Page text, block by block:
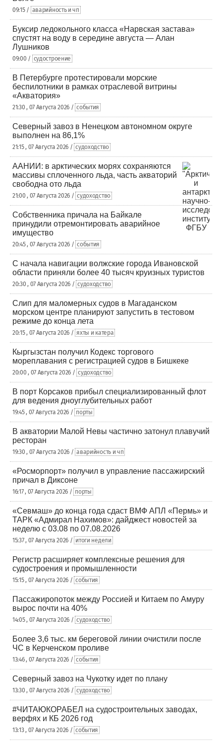
09:15 / аварийность и чп
Буксир ледокольного класса «Нарвская застава»
спустят на воду в середине августа — Алан
Лушников
09:00 / судостроение
В Петербурге протестировали морские
беспилотники в рамках отраслевой витрины
«Акватория»
21:30 , 07 Августа 2026 / события
Северный завоз в Ненецком автономном округе
выполнен на 86,1%
21:15 , 07 Августа 2026 / судоходство
ААНИИ: в арктических морях сохраняются
массивы сплоченного льда, часть акваторий
свободна ото льда
21:00 , 07 Августа 2026 / судоходство
Собственника причала на Байкале
принудили отремонтировать аварийное
имущество
20:45 , 07 Августа 2026 / события
С начала навигации волжские города Ивановской
области приняли более 40 тысяч круизных туристов
20:30 , 07 Августа 2026 / судоходство
Слип для маломерных судов в Магаданском
морском центре планируют запустить в тестовом
режиме до конца лета
20:15 , 07 Августа 2026 / яхты и катера
Кыргызстан получил Кодекс торгового
мореплавания с регистрацией судов в Бишкеке
20:00 , 07 Августа 2026 / судоходство
В порт Корсаков прибыл специализированный флот
для ведения дноуглубительных работ
19:45 , 07 Августа 2026 / порты
В акватории Малой Невы частично затонул плавучий
ресторан
19:30 , 07 Августа 2026 / аварийность и чп
«Росморпорт» получил в управление пассажирский
причал в Диксоне
16:17 , 07 Августа 2026 / порты
«Севмаш» до конца года сдаст ВМФ АПЛ «Пермь» и
ТАРК «Адмирал Нахимов»: дайджест новостей за
неделю с 03.08 по 07.08.2026
15:37 , 07 Августа 2026 / итоги недели
Регистр расширяет комплексные решения для
судостроения и промышленности
15:15 , 07 Августа 2026 / события
Пассажиропоток между Россией и Китаем по Амуру
вырос почти на 40%
14:05 , 07 Августа 2026 / судоходство
Более 3,6 тыс. км береговой линии очистили после
ЧС в Керченском проливе
13:46 , 07 Августа 2026 / события
Северный завоз на Чукотку идет по плану
13:30 , 07 Августа 2026 / судоходство
#ЧИТАЮКОРАБЕЛ на судостроительных заводах,
верфях и КБ 2026 год
13:13 , 07 Августа 2026 / события